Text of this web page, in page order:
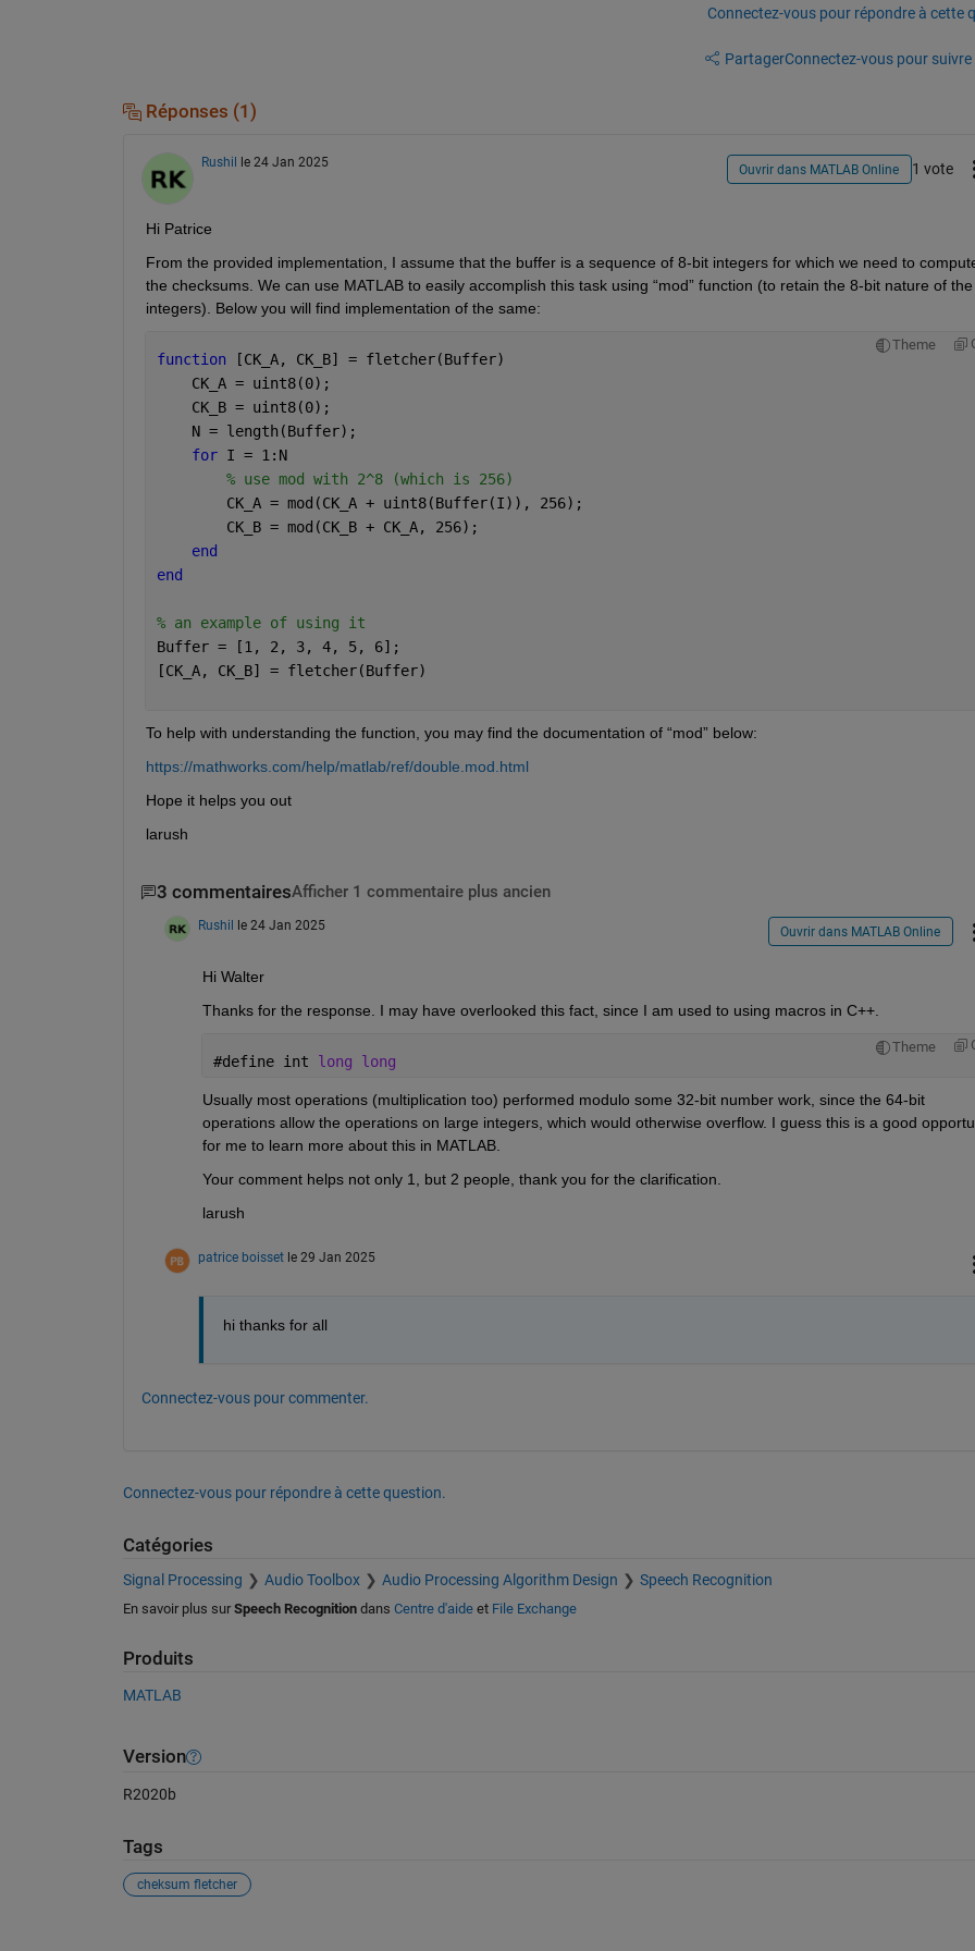
Connectez-vous pour répondre à cette
PartagerConnectez-vous pour suivre
Réponses (1)
Rushil le 24 Jan 2025 Ouvrir dans MATLAB Online 1 vote
Hi Patrice
From the provided implementation, I assume that the buffer is a sequence of 8-bit integers for which we need to
the checksums. We can use MATLAB to easily accomplish this task using “mod” function (to retain the 8-bit nature of the
integers). Below you will find implementation of the same:
Theme
function
[CK_A, CK_B] = fletcher(Buffer)
    CK_A = uint8(0);
    CK_B = uint8(0);
    N = length(Buffer);
for I = 1:N
% use mod with 2^8 (which is 256)
        CK_A = mod(CK_A + uint8(Buffer(I)), 256);
        CK_B = mod(CK_B + CK_A, 256);
end
end
% an example of using it
Buffer = [1, 2, 3, 4, 5, 6];
[CK_A, CK_B] = fletcher(Buffer)
To help with understanding the function, you may find the documentation of “mod” below:
https://mathworks.com/help/matlab/ref/double.mod.html
Hope it helps you out
larush
3 commentairesAfficher 1 commentaire plus ancien
Rushil le 24 Jan 2025 Ouvrir dans MATLAB Online
Hi Walter
Thanks for the response. I may have overlooked this fact, since I am used to using macros in C++.
Theme
#define int long long
Usually most operations (multiplication too) performed modulo some 32-bit number work, since the 64-bit
operations allow the operations on large integers, which would otherwise overflow. I guess this is a good
for me to learn more about this in MATLAB.
Your comment helps not only 1, but 2 people, thank you for the clarification.
larush
patrice boisset le 29 Jan 2025
hi thanks for all
Connectez-vous pour commenter.
Connectez-vous pour répondre à cette question.
Catégories
Signal Processing Audio Toolbox Audio Processing Algorithm Design Speech Recognition
En savoir plus sur Speech Recognitiondans Centre d'aideet File Exchange
Produits
MATLAB
Version
R2020b
Tags
cheksum fletcher